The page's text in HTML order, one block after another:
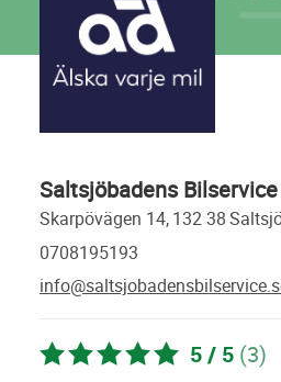
Saltsjöbadens
skarpövägen 14, 132 38
0708195193
(3)
5 / 5